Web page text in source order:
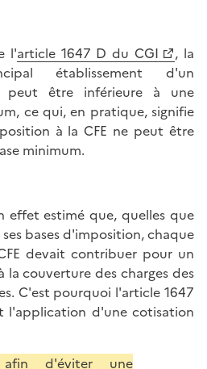
l'article 1647 D du CGI
, la
établissement d'un
peut être inférieure à une
ce qui, en pratique, signifie
à la CFE ne peut être
minimum.
effet estimé que, quelles que
bases d'imposition, chaque
devait contribuer pour un
couverture des charges des
C'est pourquoi l'article 1647
l'application d'une cotisation
afin d'éviter une